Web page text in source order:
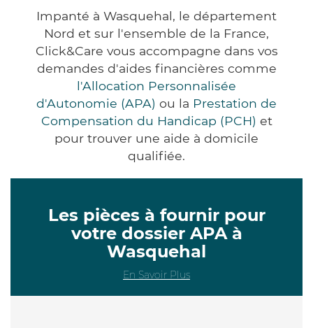
Impanté à Wasquehal, le département
Nord et sur l'ensemble de la France,
Click&Care vous accompagne dans vos
demandes d'aides financières comme
l'Allocation Personnalisée
d'Autonomie (APA) ou la Prestation de
Compensation du Handicap (PCH) et
pour trouver une aide à domicile
qualifiée.
Les pièces à fournir pour
votre dossier APA à
Wasquehal
En Savoir Plus